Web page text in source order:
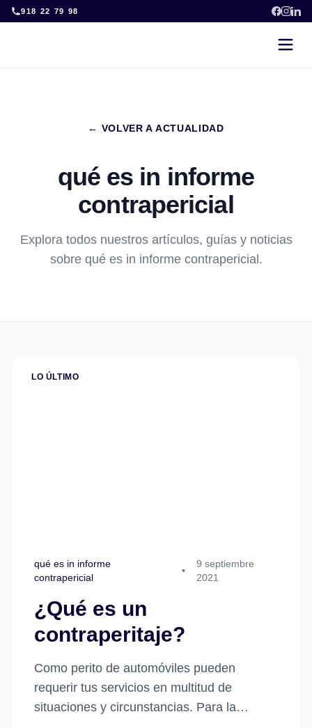
Skip
to
918 22 79 98
← VOLVER A ACTUALIDAD
qué es in informe
contrapericial
Explora todos nuestros artículos, guías y noticias
sobre qué es in informe contrapericial.
LO ÚLTIMO
qué es in informe
contrapericial
•
9 septiembre
2021
¿Qué es un
contraperitaje?
Como perito de automóviles pueden
requerir tus servicios en multitud de
situaciones y circunstancias. Para la